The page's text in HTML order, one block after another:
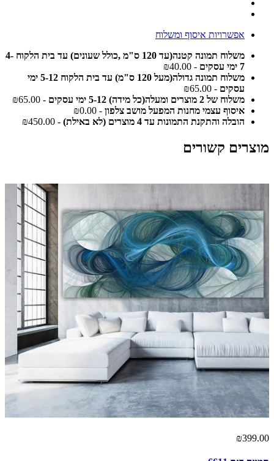
אפשרויות איסוף ומשלוח
משלוח תמונה קטנה(עד 120 ס"מ ,כולל שעונים) עד בית הלקוח 4-
7 ימי עסקים
- ₪40.00
משלוח תמונה גדולה(מעל 120 ס"מ) עד בית הלקוח 5-12 ימי
עסקים - ₪65.00
משלוח של 2 מוצרים ומעלה(כל מידה) 5-12 ימי עסקים
- ₪65.00
איסוף עצמי מחנות המפעל מושב צלפון - ₪0.00
הובלה והתקנת התמונות עד 4 מוצרים (לא באילת)
- ₪450.00
מוצרים קשורים
₪399.00